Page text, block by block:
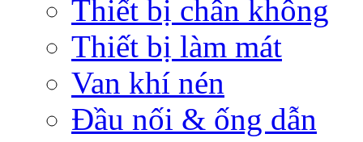
Thiết bị chân không
Thiết bị làm mát
Van khí nén
Đầu nối & ống dẫn